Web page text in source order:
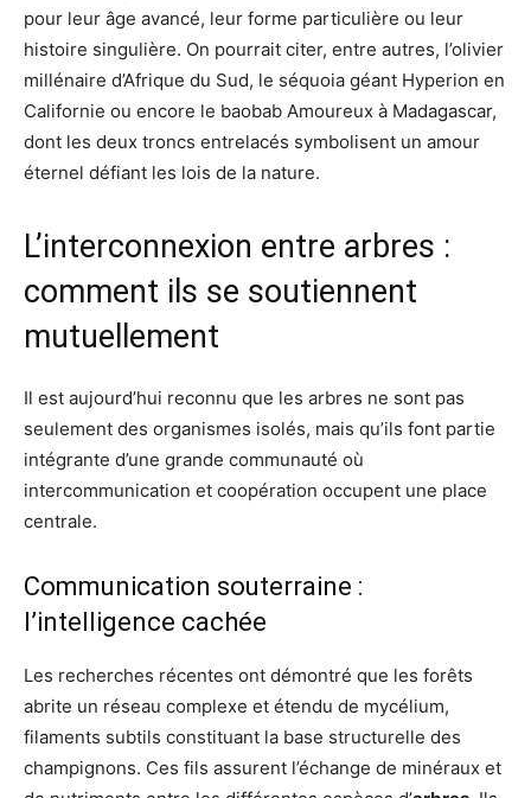
pour leur âge avancé, leur forme particulière ou leur
histoire singulière. On pourrait citer, entre autres, l’olivier
millénaire d’Afrique du Sud, le séquoia géant Hyperion en
Californie ou encore le baobab Amoureux à Madagascar,
dont les deux troncs entrelacés symbolisent un amour
éternel défiant les lois de la nature.
L’interconnexion entre arbres :
comment ils se soutiennent
mutuellement
Il est aujourd’hui reconnu que les arbres ne sont pas
seulement des organismes isolés, mais qu’ils font partie
intégrante d’une grande communauté où
intercommunication et coopération occupent une place
centrale.
Communication souterraine :
l’intelligence cachée
Les recherches récentes ont démontré que les forêts
abrite un réseau complexe et étendu de mycélium,
filaments subtils constituant la base structurelle des
champignons. Ces fils assurent l’échange de minéraux et